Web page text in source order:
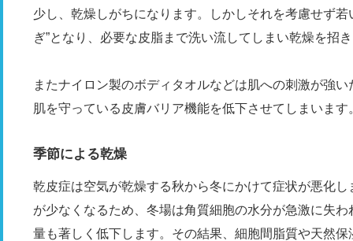
少し、乾燥しがちになります。しかしそれを考慮せず
ぎ”となり、必要な皮脂まで洗い流してしまい乾燥を招
またナイロン製のボディタオルなどは肌への刺激が強
肌を守っている皮膚バリア機能を低下させてしまいます
季節による乾燥
乾皮症は空気が乾燥する秋から冬にかけて症状が悪化
が少なくなるため、冬場は角質細胞の水分が急激に失
量も著しく低下します。その結果、細胞間脂質や天然